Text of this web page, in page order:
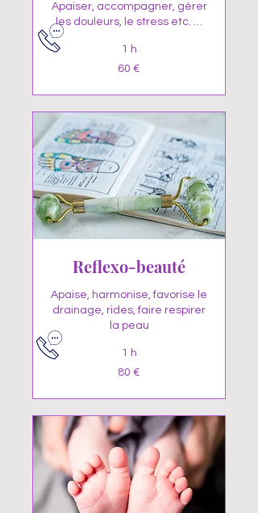
Apaiser, accompagner, gérer
les douleurs, le stress etc. …
1 h
60 €
Reflexo-beauté
Apaise, harmonise, favorise le
drainage, rides, faire respirer
la peau
1 h
80 €